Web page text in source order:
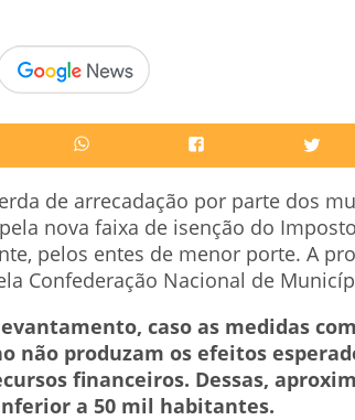
de arrecadação por parte dos
nova faixa de isenção do
pelos entes de menor porte. A
Confederação Nacional de
caso as medidas
não produzam os efeitos
financeiros. Dessas,
a 50 mil habitantes.